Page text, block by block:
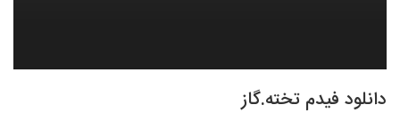
دانلود فیدم تخته.گاز